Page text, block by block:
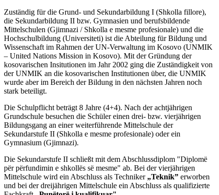
Zuständig für die Grund- und Sekundarbildung I (Shkolla fillore),
die Sekundarbildung II bzw. Gymnasien und berufsbildende
Mittelschulen (Gjimnazi / Shkolla e mesme profesionale) und die
Hochschulbildung (Universiteti) ist die Abteilung für Bildung und
Wissenschaft im Rahmen der UN-Verwaltung im Kosovo (UNMIK
– United Nations Mission in Kosovo). Mit der Gründung der
kosovarischen Insitutionen im Jahr 2002 ging die Zuständigkeit von
der UNMIK an die kosovarischen Institutionen über, die UNMIK
wurde aber im Bereich der Bildung in den nächsten Jahren noch
stark beteiligt.
Die Schulpflicht beträgt 8 Jahre (4+4). Nach der achtjährigen
Grundschule besuchen die Schüler einen drei- bzw. vierjährigen
Bildungsgang an einer weiterführende Mittelschule der
Sekundarstufe II (Shkolla e mesme profesionale) oder ein
Gymnasium (Gjimnazi).
Die Sekundarstufe II schließt mit dem Abschlussdiplom "Diplomë
për përfundimin e shkollës së mesme" ab. Bei der vierjährigen
Mittelschule wird ein Abschluss als Techniker „Teknik” erworben
und bei der dreijährigen Mittelschule ein Abschluss als qualifizierte